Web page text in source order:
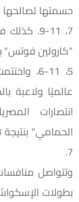
7، 11-9.
5، 11-6،
عالميًا ولاعبة
انتصارات
7.
وتتواصل
بطولات